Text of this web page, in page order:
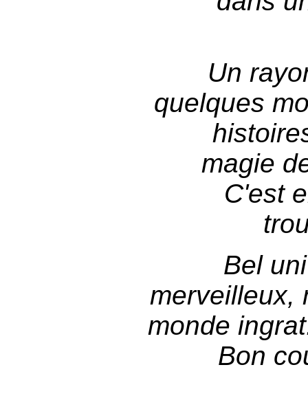
Un
quelques
magie
C'est
Bel
merveilleux,
monde
Bon